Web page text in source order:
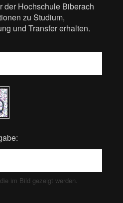
der Hochschule Biberach
zu Studium,
und Transfer erhalten.
im Bild gezeigt werden.